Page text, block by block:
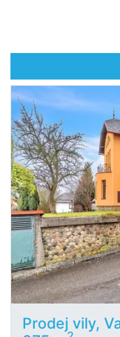
Prodej vily,